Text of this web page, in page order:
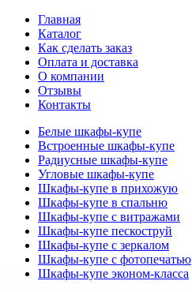
Главная
Каталог
Как сделать заказ
Оплата и доставка
О компании
Отзывы
Контакты
Белые шкафы-купе
Встроенные шкафы-купе
Радиусные шкафы-купе
Угловые шкафы-купе
Шкафы-купе в прихожую
Шкафы-купе в спальню
Шкафы-купе с витражами
Шкафы-купе пескоструй
Шкафы-купе с зеркалом
Шкафы-купе с фотопечатью
Шкафы-купе эконом-класса